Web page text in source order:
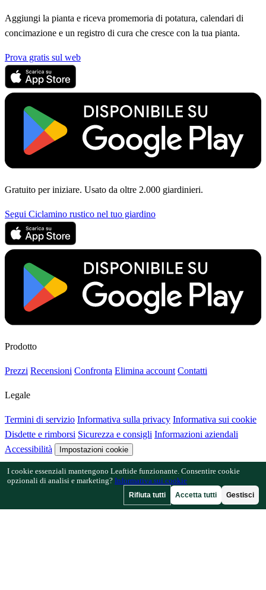
Aggiungi la pianta e riceva promemoria di potatura, calendari di
concimazione e un registro di cura che cresce con la tua pianta.
Prova gratis sul web
Gratuito per iniziare. Usato da oltre 2.000 giardinieri.
Segui Ciclamino rustico nel tuo giardino
Prodotto
Prezzi Recensioni Confronta Elimina account Contatti
Legale
Termini di servizio Informativa sulla privacy Informativa sui cookie
Disdette e rimborsi Sicurezza e consigli Informazioni aziendali
Accessibilità
Impostazioni cookie
Funzionalità
Guida al progettista
Libreria delle piante
Galleria dei giardini
I cookie essenziali mantengono Leaftide funzionante. Consentire cookie
opzionali di analisi e marketing? Informativa sui cookie
Rifiuta tutti Accetta tutti Gestisci